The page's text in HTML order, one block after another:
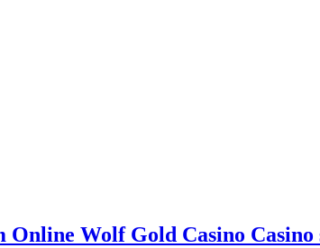
Wolf Gold Casino